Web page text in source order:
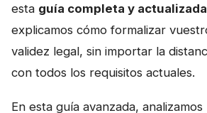
esta guía completa y
explicamos cómo formalizar
validez legal, sin importar la
con todos los requisitos actuales.
En esta guía avanzada,